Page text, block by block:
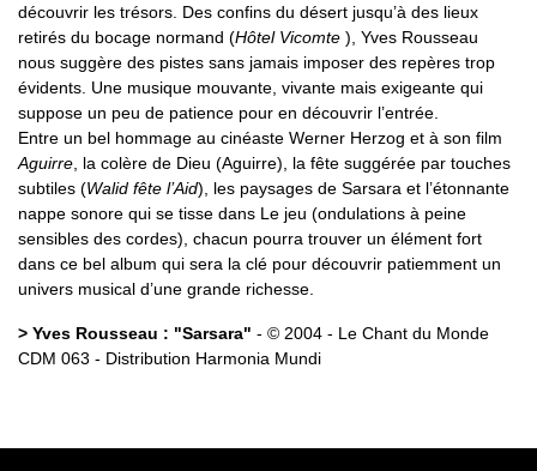
découvrir les trésors. Des confins du désert jusqu’à des lieux
retirés du bocage normand (Hôtel Vicomte ), Yves Rousseau
nous suggère des pistes sans jamais imposer des repères trop
évidents. Une musique mouvante, vivante mais exigeante qui
suppose un peu de patience pour en découvrir l’entrée.
Entre un bel hommage au cinéaste Werner Herzog et à son film
Aguirre , la colère de Dieu (Aguirre), la fête suggérée par touches
subtiles (Walid fête l’Aid), les paysages de Sarsara et l’étonnante
nappe sonore qui se tisse dans Le jeu (ondulations à peine
sensibles des cordes), chacun pourra trouver un élément fort
dans ce bel album qui sera la clé pour découvrir patiemment un
univers musical d’une grande richesse.
> Yves Rousseau : "Sarsara" - © 2004 - Le Chant du Monde
CDM 063 - Distribution Harmonia Mundi